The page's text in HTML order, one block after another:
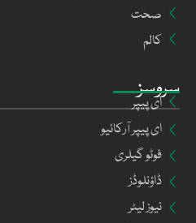
سروسز
ای پیپر
ای پیپر آرکائیو
فوٹو گیلری
ڈاؤنلوڈز
نیوز لیٹر
صحت
کالم